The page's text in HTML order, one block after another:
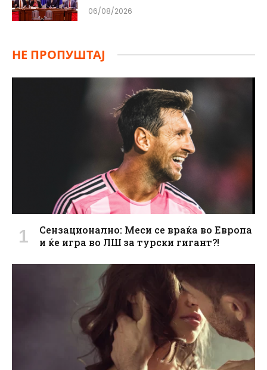
06/08/2026
НЕ ПРОПУШТАЈ
Сензационално: Меси се враќа во Европа
и ќе игра во ЛШ за турски гигант?!